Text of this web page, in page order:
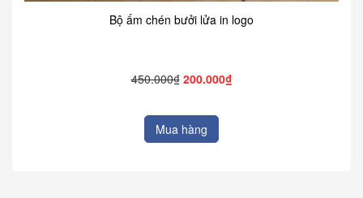
Bộ ấm chén bưởi lửa in logo
450.000₫ 200.000₫
Mua hàng